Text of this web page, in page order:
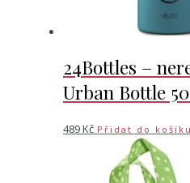
24Bottles –
Urban Bottle
489Kč Přidat do košíku